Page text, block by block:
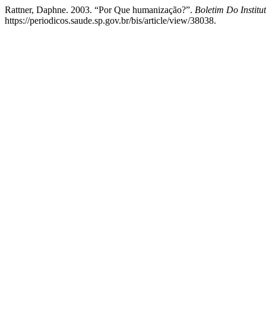
Rattner, Daphne. 2003. “Por Que humanização?”. Boletim Do
https://periodicos.saude.sp.gov.br/bis/article/view/38038.